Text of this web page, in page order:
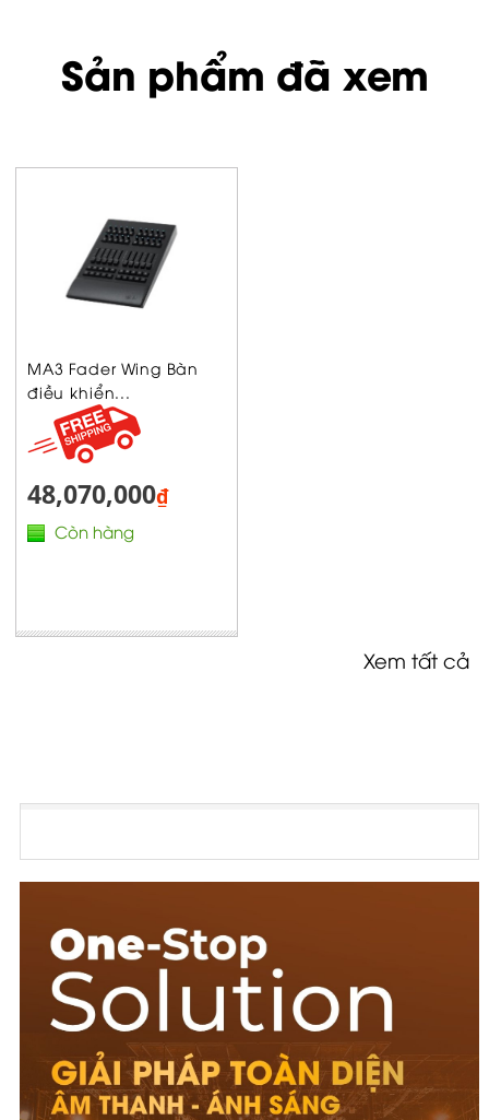
Sản phẩm đã xem
MA3 Fader Wing Bàn
điều khiển...
48,070,000₫
Còn hàng
Xem tất cả